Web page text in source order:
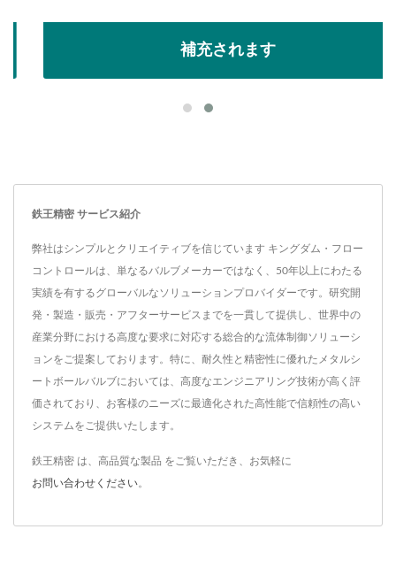
補充されます
鉄王精密 サービス紹介
弊社はシンプルとクリエイティブを信じています キングダム・フロー
コントロールは、単なるバルブメーカーではなく、50年以上にわたる
実績を有するグローバルなソリューションプロバイダーです。研究開
発・製造・販売・アフターサービスまでを一貫して提供し、世界中の
産業分野における高度な要求に対応する総合的な流体制御ソリューシ
ョンをご提案しております。特に、耐久性と精密性に優れたメタルシ
ートボールバルブにおいては、高度なエンジニアリング技術が高く評
価されており、お客様のニーズに最適化された高性能で信頼性の高い
システムをご提供いたします。
鉄王精密 は、高品質な製品 をご覧いただき、お気軽に
お問い合わせください。